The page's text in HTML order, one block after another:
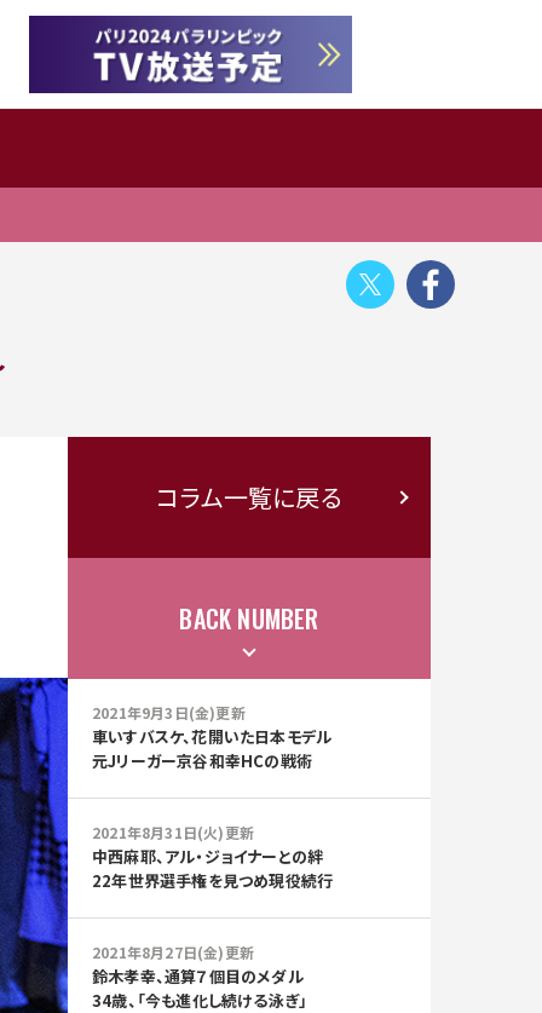
Twitter
コラム一覧に戻る
BACK NUMBER
2021年9月3日(金)更新
車いすバスケ、花開いた日本モデル
元Jリーガー京谷和幸HCの戦術
2021年8月31日(火)更新
中西麻耶、アル・ジョイナーとの絆
22年世界選手権を見つめ現役続行
2021年8月27日(金)更新
鈴木孝幸、通算７個目のメダル
34歳、「今も進化し続ける泳ぎ」